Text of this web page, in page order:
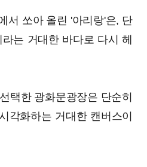
서 쏘아 올린 '아리랑'은, 단
는 거대한 바다로 다시 헤
택한 광화문광장은 단순히
각화하는 거대한 캔버스이